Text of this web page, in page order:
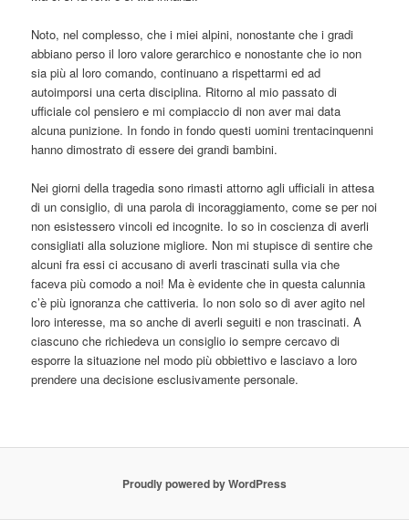
Noto, nel complesso, che i miei alpini, nonostante che i gradi
abbiano perso il loro valore gerarchico e nonostante che io non
sia più al loro comando, continuano a rispettarmi ed ad
autoimporsi una certa disciplina. Ritorno al mio passato di
ufficiale col pensiero e mi compiaccio di non aver mai data
alcuna punizione. In fondo in fondo questi uomini trentacinquenni
hanno dimostrato di essere dei grandi bambini.
Nei giorni della tragedia sono rimasti attorno agli ufficiali in attesa
di un consiglio, di una parola di incoraggiamento, come se per noi
non esistessero vincoli ed incognite. Io so in coscienza di averli
consigliati alla soluzione migliore. Non mi stupisce di sentire che
alcuni fra essi ci accusano di averli trascinati sulla via che
faceva più comodo a noi! Ma è evidente che in questa calunnia
c’è più ignoranza che cattiveria. Io non solo so di aver agito nel
loro interesse, ma so anche di averli seguiti e non trascinati. A
ciascuno che richiedeva un consiglio io sempre cercavo di
esporre la situazione nel modo più obbiettivo e lasciavo a loro
prendere una decisione esclusivamente personale.
Proudly powered by WordPress